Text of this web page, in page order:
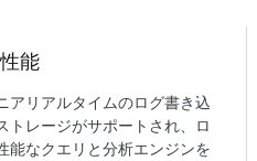
能
アリアルタイムのログ書き込
トレージがサポートされ、ロ
能なクエリと分析エンジンを